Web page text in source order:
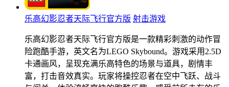
乐高幻影忍者天际飞行官方版 射击游戏
乐高幻影忍者天际飞行官方版是一款精彩刺激的动作冒
险跑酷手游，英文名为LEGO Skybound。游戏采用2.5D
卡通画风，呈现充满乐高特色的场景与道具，剧情丰
富，打击音效真实。玩家将操控忍者在空中飞跃、战斗